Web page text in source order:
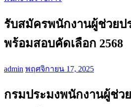
รับสมัครพนักงานผู้ช่วยป
พร้อมสอบคัดเลือก 2568
admin พฤศจิกายน 17, 2025
กรมประมงพนักงานผู้ช่ว